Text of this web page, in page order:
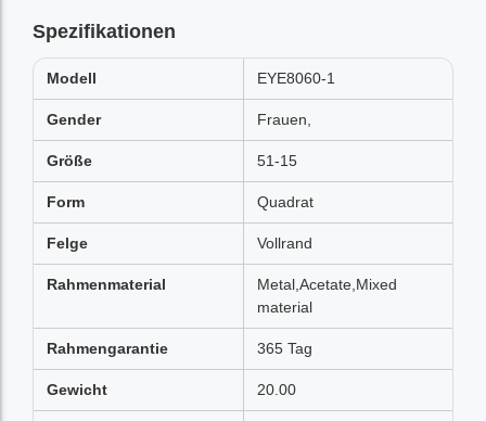
Spezifikationen
Modell EYE8060-1
Gender Frauen,
Größe 51-15
Form Quadrat
Felge Vollrand
Rahmenmaterial
Metal,Acetate,Mixed
material
Rahmengarantie 365 Tag
Gewicht 20.00